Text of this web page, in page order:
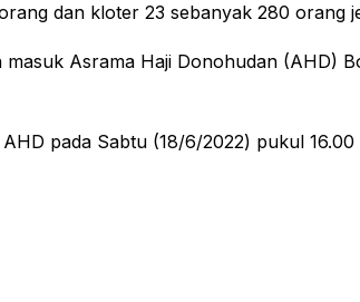
dan kloter 23 sebanyak 280 orang
Asrama Haji Donohudan (AHD)
pada Sabtu (18/6/2022) pukul